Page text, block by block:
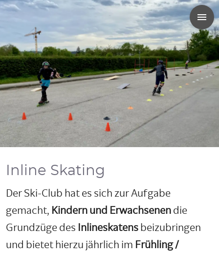
Inline Skating
Der Ski-Club hat es sich zur Aufgabe
gemacht, Kindern und Erwachsenen die
Grundzüge des Inlineskatens beizubringen
und bietet hierzu jährlich im Frühling /